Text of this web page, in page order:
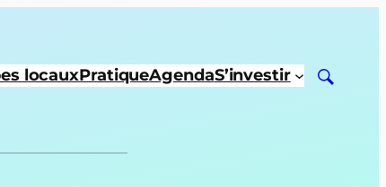
locauxPratiqueAgendaS’investir